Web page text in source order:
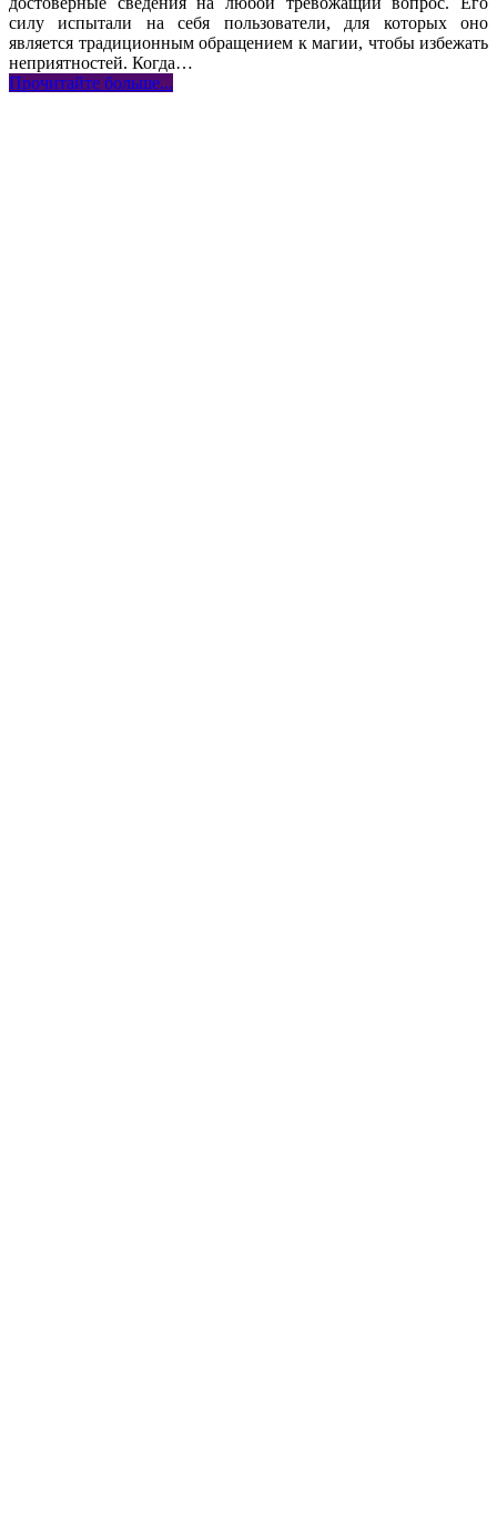
силу испытали на себя пользователи, для которых оно
является традиционным обращением к магии, чтобы избежать
неприятностей. Когда…
Прочитайте больше...